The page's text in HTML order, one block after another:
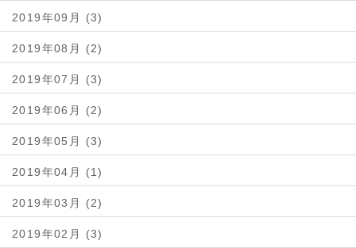
2019年09月 (3)
2019年08月 (2)
2019年07月 (3)
2019年06月 (2)
2019年05月 (3)
2019年04月 (1)
2019年03月 (2)
2019年02月 (3)